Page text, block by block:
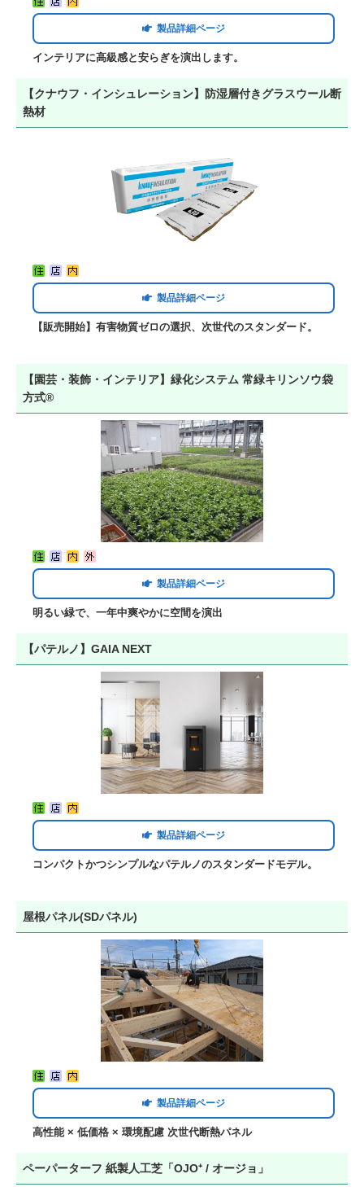
製品詳細ページ
インテリアに高級感と安らぎを演出します。
【クナウフ・インシュレーション】防湿層付きグラスウール断
熱材
製品詳細ページ
【販売開始】有害物質ゼロの選択、次世代のスタンダード。
【園芸・装飾・インテリア】緑化システム 常緑キリンソウ袋
方式®
製品詳細ページ
明るい緑で、一年中爽やかに空間を演出
【パテルノ】GAIA NEXT
製品詳細ページ
コンパクトかつシンプルなパテルノのスタンダードモデル。
屋根パネル(SDパネル)
製品詳細ページ
高性能 × 低価格 × 環境配慮 次世代断熱パネル
ペーパーターフ 紙製人工芝「OJO⁺ / オージョ」